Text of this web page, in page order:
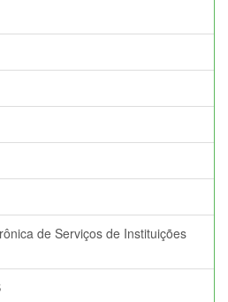
de Serviços de Instituições